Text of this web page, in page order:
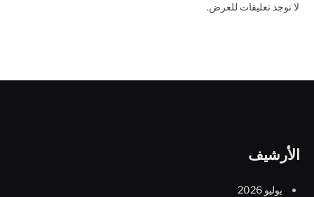
لا توجد تعليقات للعرض.
الأرشيف
يوليو 2026